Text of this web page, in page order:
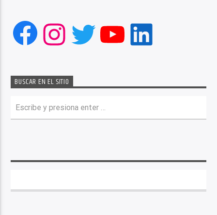
Facebook
Instagram
Twitter
YouTube
LinkedIn
BUSCAR EN EL SITIO